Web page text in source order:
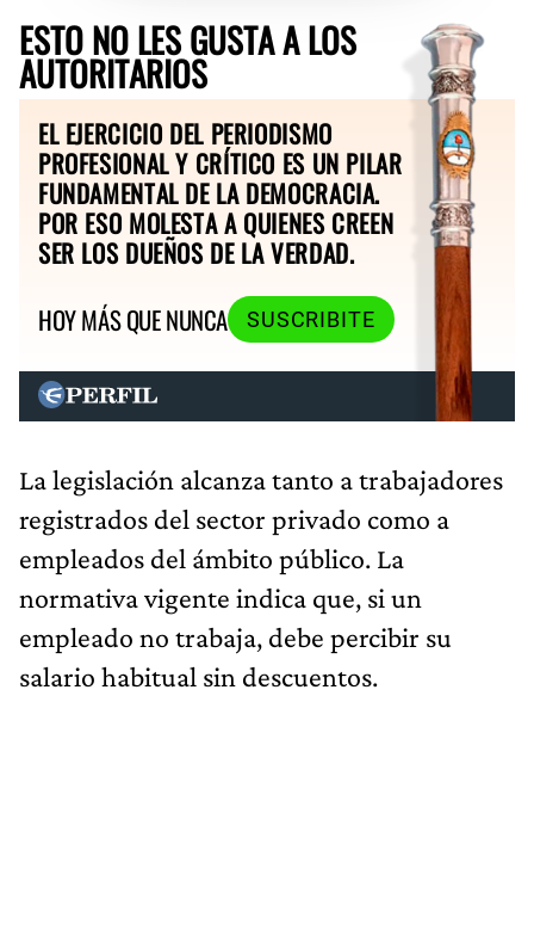
ESTO NO LES GUSTA A LOS
AUTORITARIOS
EL EJERCICIO DEL PERIODISMO
PROFESIONAL Y CRÍTICO ES UN PILAR
FUNDAMENTAL DE LA DEMOCRACIA.
POR ESO MOLESTA A QUIENES CREEN
SER LOS DUEÑOS DE LA VERDAD.
HOY MÁS QUE NUNCA
SUSCRIBITE
La legislación alcanza tanto a trabajadores
registrados del sector privado como a
empleados del ámbito público. La
normativa vigente indica que, si un
empleado no trabaja, debe percibir su
salario habitual sin descuentos.